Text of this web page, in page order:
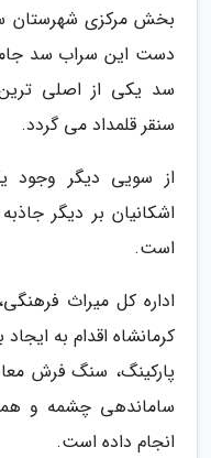
بخش مرکزی شهرستان
دست این سراب سد
سد یکی از اصلی
سنقر قلمداد می گردد.
از سویی دیگر وجود
اشکانیان بر دیگر
است.
اداره کل میراث
کرمانشاه اقدام به
پارکینگ، سنگ فرش
ساماندهی چشمه و
انجام داده است.